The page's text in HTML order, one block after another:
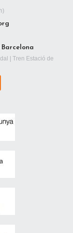
| Tren Estació de